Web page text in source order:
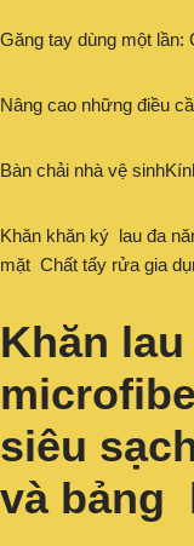
Găng tay dùng một lần:
Nâng cao những điều
Bàn chải nhà vệ
Khăn khăn ký lau đa
mặt Chất tẩy rửa gia
Khăn
siêu
và bảng